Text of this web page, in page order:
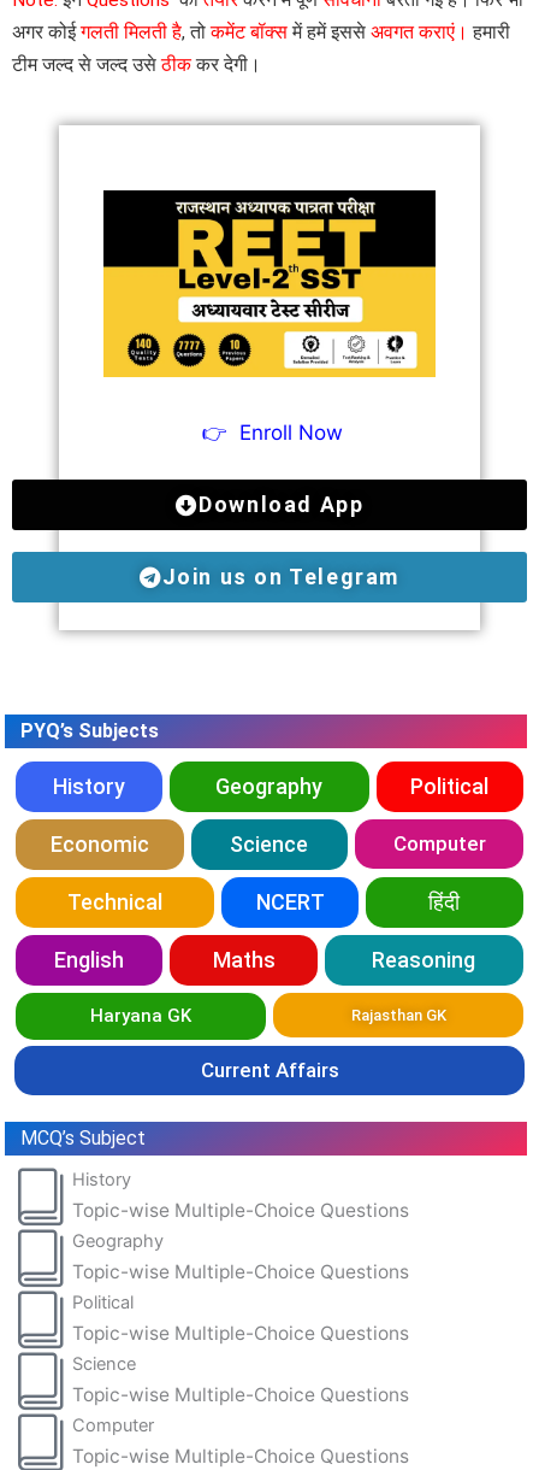
अगर कोईगलती मिलती है, तोकमेंट बॉक्समें हमें इससे अवगत कराएं। हमारी
टीम जल्द से जल्द उसेठीककर देगी।
👉 Enroll Now
Download App
Join us on Telegram
PYQ’s Subjects
History Geography Political
Economic Science Computer
Technical NCERT हिंदी
English Maths Reasoning
Haryana GK Rajasthan GK
Current Affairs
MCQ’s Subject
History
Topic-wise Multiple-Choice Questions
Geography
Topic-wise Multiple-Choice Questions
Political
Topic-wise Multiple-Choice Questions
Science
Topic-wise Multiple-Choice Questions
Computer
Topic-wise Multiple-Choice Questions